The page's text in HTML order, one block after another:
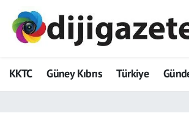
KKTC Güney Kıbrıs Türkiye
ADVERTORIAL
Dijigazete
Hava Durumu
Trafik Durumu